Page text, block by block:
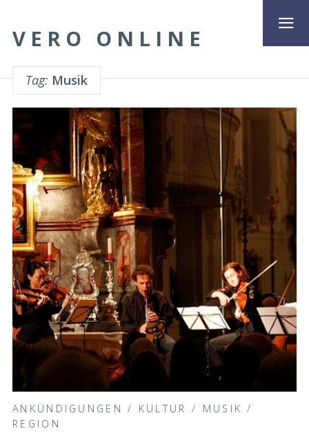
VERO ONLINE
Tag: Musik
ANKÜNDIGUNGEN / KULTUR / MUSIK /
REGION